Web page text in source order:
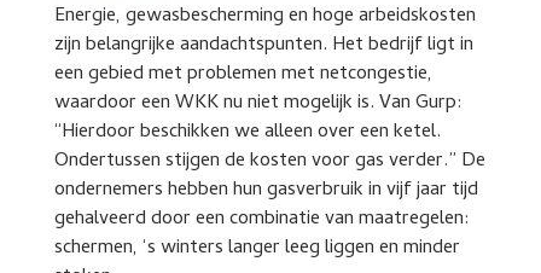
Energie, gewasbescherming en hoge arbeidskosten
zijn belangrijke aandachtspunten. Het bedrijf ligt in
een gebied met problemen met netcongestie,
waardoor een WKK nu niet mogelijk is. Van Gurp:
“Hierdoor beschikken we alleen over een ketel.
Ondertussen stijgen de kosten voor gas verder.” De
ondernemers hebben hun gasverbruik in vijf jaar tijd
gehalveerd door een combinatie van maatregelen:
schermen, ‘s winters langer leeg liggen en minder